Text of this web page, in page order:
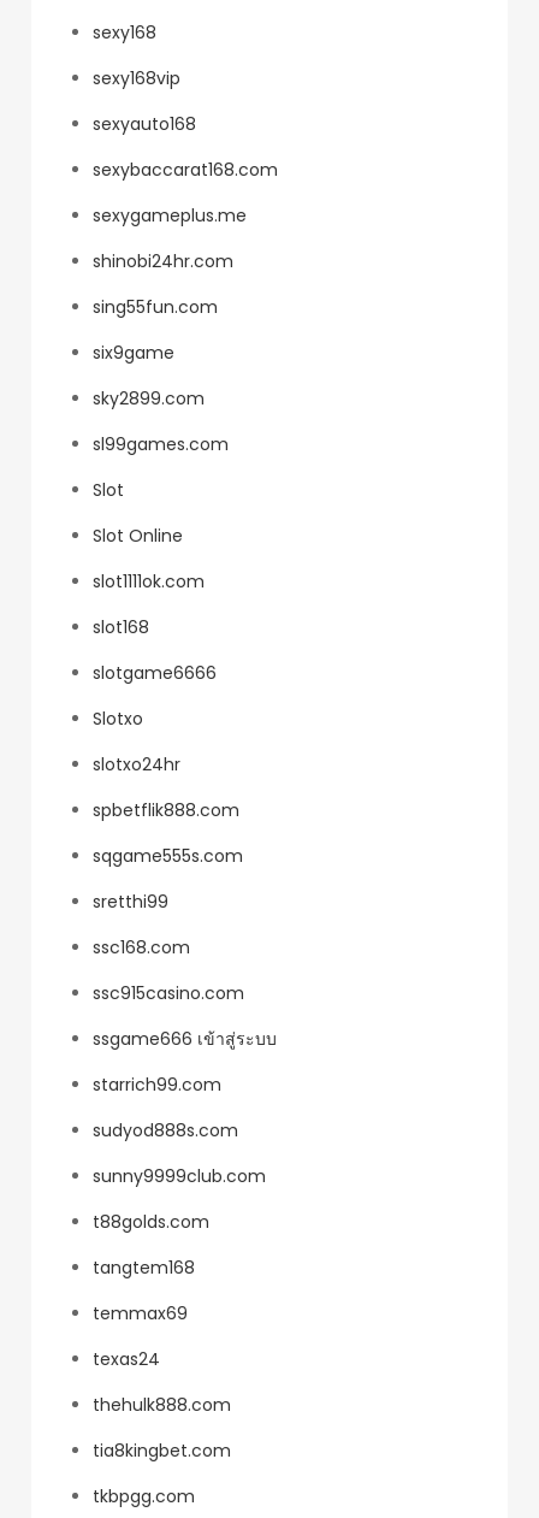
sexy168
sexy168vip
sexyauto168
sexybaccarat168.com
sexygameplus.me
shinobi24hr.com
sing55fun.com
six9game
sky2899.com
sl99games.com
Slot
Slot Online
slot1111ok.com
slot168
slotgame6666
Slotxo
slotxo24hr
spbetflik888.com
sqgame555s.com
sretthi99
ssc168.com
ssc915casino.com
ssgame666 เข้าสู่ระบบ
starrich99.com
sudyod888s.com
sunny9999club.com
t88golds.com
tangtem168
temmax69
texas24
thehulk888.com
tia8kingbet.com
tkbpgg.com